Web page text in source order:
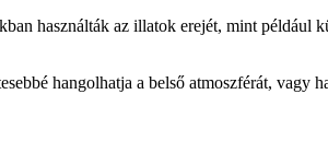
használták az illatok erejét, mint például
hangolhatja a belső atmoszférát, vagy